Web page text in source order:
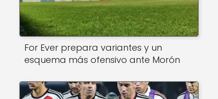
For Ever prepara variantes y un
esquema más ofensivo ante Morón